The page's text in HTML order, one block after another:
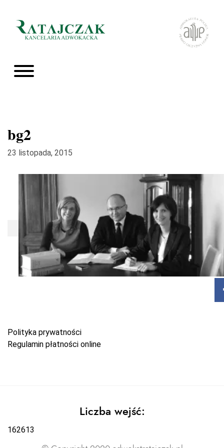
bg2
23 listopada, 2015
Polityka prywatności
Regulamin płatności online
Liczba wejść:
162613